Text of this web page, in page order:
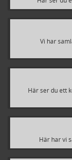
Vi har
Här ser du ett
Här har vi